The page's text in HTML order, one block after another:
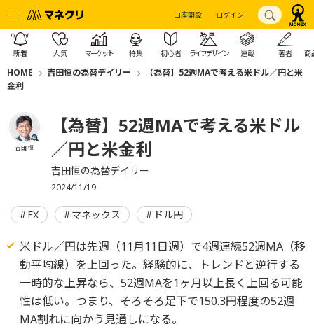
口座開設 ログイン
新着 人気 マーケット 特集 初心者 ライフデザイン 連載 著者 商
HOME 吉田恒の為替デイリー
【為替】52週MAで考える米ドル／円と米
金利
吉田 恒
【為替】52週MAで考える米ドル
／円と米金利
吉田恒の為替デイリー
2024/11/19
FX マネックス ドル円
米ドル／円は先週（11月11日週）で4週連続52週MA（移
動平均線）を上回った。経験的に、トレンドと逆行する
一時的な上昇なら、52週MAを1ヶ月以上長く上回る可能
性は低い。つまり、そろそろ足下で150.3円程度の52週
MA割れに向かう見通しになる。